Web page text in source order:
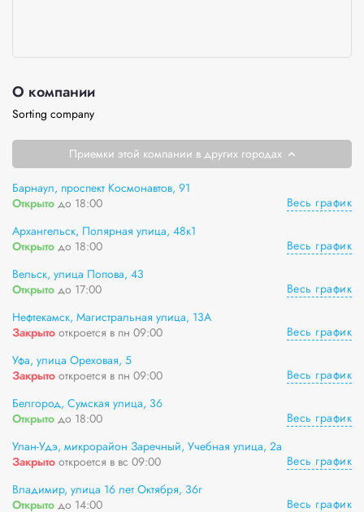
О компании
Sorting company
Приемки этой компании в других городах
Барнаул, проспект Космонавтов, 91
Открыто до 18:00
Весь график
Архангельск, Полярная улица, 48к1
Открыто до 18:00
Весь график
Вельск, улица Попова, 43
Открыто до 17:00
Весь график
Нефтекамск, Магистральная улица, 13А
Закрыто откроется в пн 09:00
Весь график
Уфа, улица Ореховая, 5
Закрыто откроется в пн 09:00
Весь график
Белгород, Сумская улица, 36
Открыто до 18:00
Весь график
Улан-Удэ, микрорайон Заречный, Учебная улица, 2а
Закрыто откроется в вс 09:00
Весь график
Владимир, улица 16 лет Октября, 36г
Открыто до 14:00
Весь график